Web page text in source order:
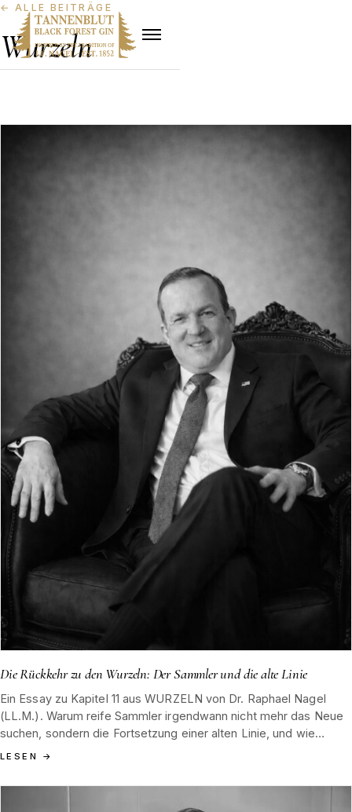
← ALLE BEITRÄGE
Wurzeln
Die Rückkehr zu den Wurzeln: Der Sammler und die alte Linie
Ein Essay zu Kapitel 11 aus WURZELN von Dr. Raphael Nagel
(LL.M.). Warum reife Sammler irgendwann nicht mehr das Neue
suchen, sondern die Fortsetzung einer alten Linie, und wie
Tannenblut diese Bewegung zwischen Hamburg 1852 und dem
LESEN →